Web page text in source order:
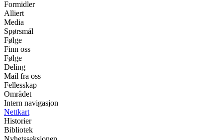
Formidler
Alliert
Media
Spørsmål
Følge
Finn oss
Følge
Deling
Mail fra oss
Fellesskap
Området
Intern navigasjon
Nettkart
Historier
Bibliotek